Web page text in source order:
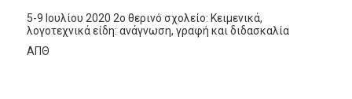
5-9 Ιουλίου 2020 2ο θερινό σχολείο: Κειμενικά,
λογοτεχνικά είδη: ανάγνωση, γραφή και διδασκαλία
ΑΠΘ